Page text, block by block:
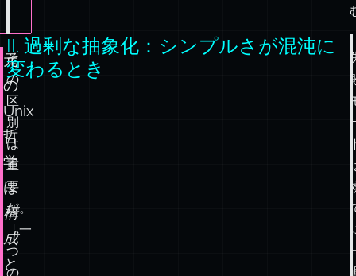
元
の
Unix
哲
学
そ
の
区
別
は
II. 過剰な抽象化：シンプルさが混沌に
変わるとき